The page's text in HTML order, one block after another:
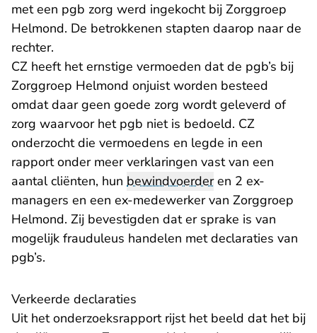
met een pgb zorg werd ingekocht bij Zorggroep
Helmond. De betrokkenen stapten daarop naar de
rechter.
CZ heeft het ernstige vermoeden dat de pgb’s bij
Zorggroep Helmond onjuist worden besteed
omdat daar geen goede zorg wordt geleverd of
zorg waarvoor het pgb niet is bedoeld. CZ
onderzocht die vermoedens en legde in een
rapport onder meer verklaringen vast van een
aantal cliënten, hun bewindvoerderen 2 ex-
managers en een ex-medewerker van Zorggroep
Helmond. Zij bevestigden dat er sprake is van
mogelijk frauduleus handelen met declaraties van
pgb’s.
Verkeerde declaraties
Uit het onderzoeksrapport rijst het beeld dat het bij